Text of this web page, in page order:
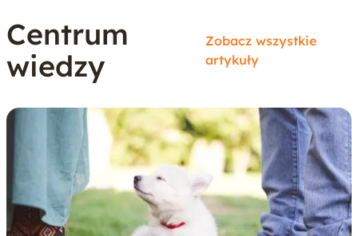
Centrum
wiedzy
Zobacz wszystkie
artykuły